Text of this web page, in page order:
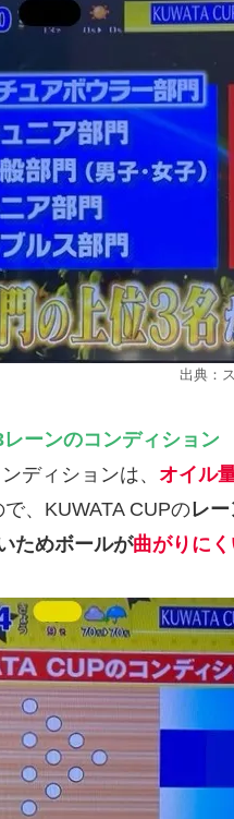
出典：
レーンのコンディション
ディションは、 オイル
、KUWATA CUPのレ
ためボールが曲がりに